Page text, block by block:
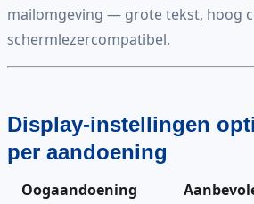
mailomgeving — grote tekst, hoog
schermlezercompatibel.
Display-instellingen
per aandoening
Oogaandoening